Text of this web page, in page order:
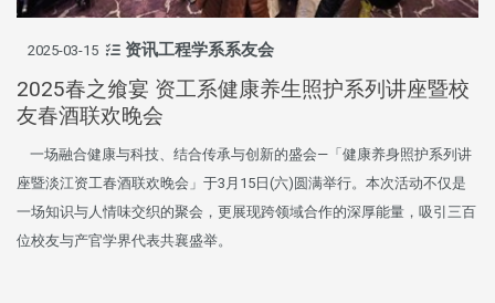
2025-03-15 资讯工程学系系友会
2025春之飨宴 资工系健康养生照护系列讲座暨校
友春酒联欢晚会
一场融合健康与科技、结合传承与创新的盛会—「健康养身照护系列讲
座暨淡江资工春酒联欢晚会」于3月15日(六)圆满举行。本次活动不仅是
一场知识与人情味交织的聚会，更展现跨领域合作的深厚能量，吸引三百
位校友与产官学界代表共襄盛举。